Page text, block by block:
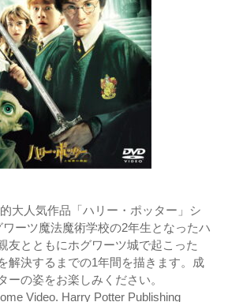
大人気作品「ハリー・ポッター」シ
ーツ魔法魔術学校の2年生となったハ
友とともにホグワーツ城で起こった
解決するまでの1年間を描きます。成
ーの姿をお楽しみください。
Video. Harry Potter Publishing